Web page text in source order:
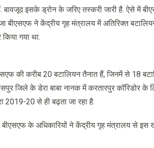
हैं. बावजूद इसके ड्रोन के जरिए तस्करी जारी है. ऐसे में
ने केंद्रीय गृह मंत्रालय में अतिरिक्त
गया था.
की करीब 20 बटालियन तैनात हैं, जिनमें से 18
जिले के डेरा बाबा नानक में करतारपुर कॉरिडोर
2019-20 से ही बढ़ता जा रहा है.
के अधिकारियों ने केंद्रीय गृह मंत्रालय से